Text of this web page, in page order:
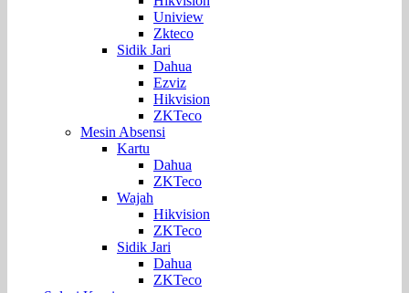
Uniview
Zkteco
Sidik Jari
Dahua
Ezviz
Hikvision
ZKTeco
Mesin Absensi
Kartu
Dahua
ZKTeco
Wajah
Hikvision
ZKTeco
Sidik Jari
Dahua
ZKTeco